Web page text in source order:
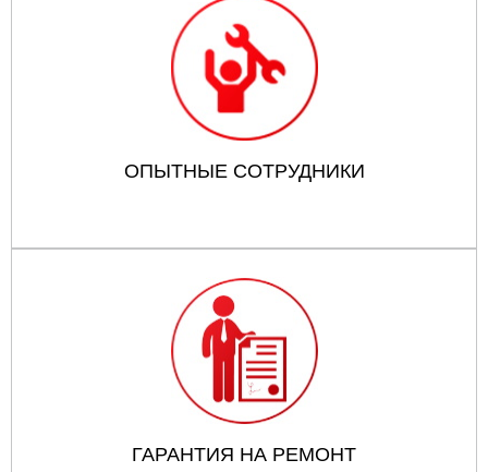
ОПЫТНЫЕ СОТРУДНИКИ
ГАРАНТИЯ НА РЕМОНТ